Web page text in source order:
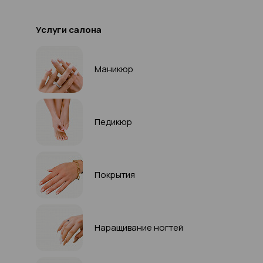
Услуги салона
Маникюр
Педикюр
Покрытия
Наращивание ногтей